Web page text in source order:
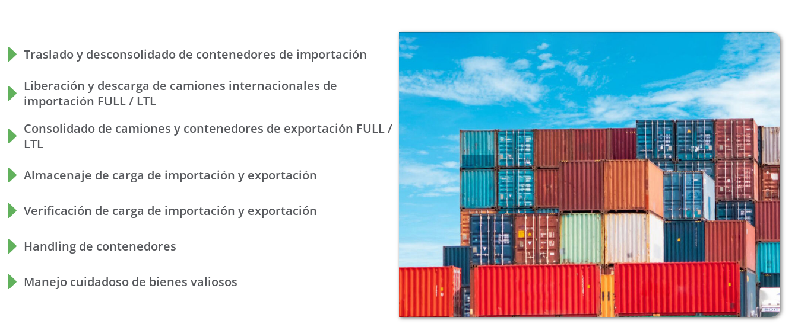
Traslado y desconsolidado de contenedores de importación
Liberación y descarga de camiones internacionales de
importación FULL / LTL
Consolidado de camiones y contenedores de exportación FULL /
LTL
Almacenaje de carga de importación y exportación
Verificación de carga de importación y exportación
Handling de contenedores
Manejo cuidadoso de bienes valiosos